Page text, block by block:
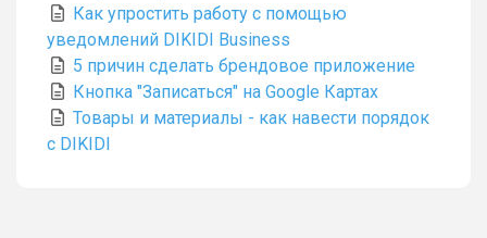
Как упростить работу с помощью
уведомлений DIKIDI Business
5 причин сделать брендовое приложение
Кнопка "Записаться" на Google Картах
Товары и материалы - как навести порядок
с DIKIDI